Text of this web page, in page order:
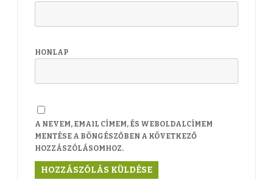
HONLAP
A NEVEM, EMAIL CÍMEM, ÉS WEBOLDALCÍMEM
MENTÉSE A BÖNGÉSZŐBEN A KÖVETKEZŐ
HOZZÁSZÓLÁSOMHOZ.